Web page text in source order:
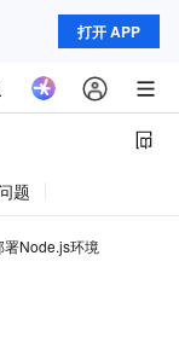
打开 APP
题
署Node.js环境